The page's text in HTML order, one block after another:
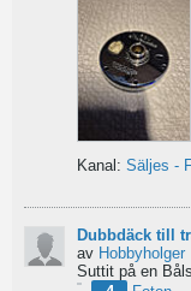
Kanal: Säljes -
Dubbdäck till
av Hobbyholger